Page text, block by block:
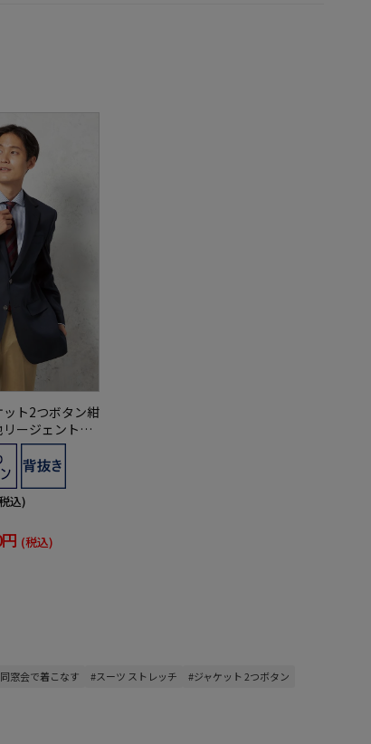
ット2つボタン紺
ージェントハ
込)
(税込)
窓会で着こなす #スーツ ストレッチ
#ジャケット 2つボタン